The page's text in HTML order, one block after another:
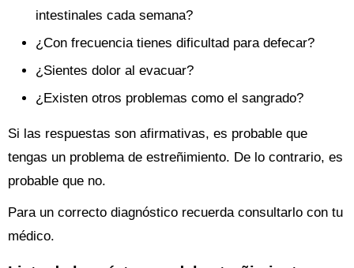
intestinales cada semana?
¿Con frecuencia tienes dificultad para defecar?
¿Sientes dolor al evacuar?
¿Existen otros problemas como el sangrado?
Si las respuestas son afirmativas, es probable que
tengas un problema de estreñimiento. De lo contrario, es
probable que no.
Para un correcto diagnóstico recuerda consultarlo con tu
médico.